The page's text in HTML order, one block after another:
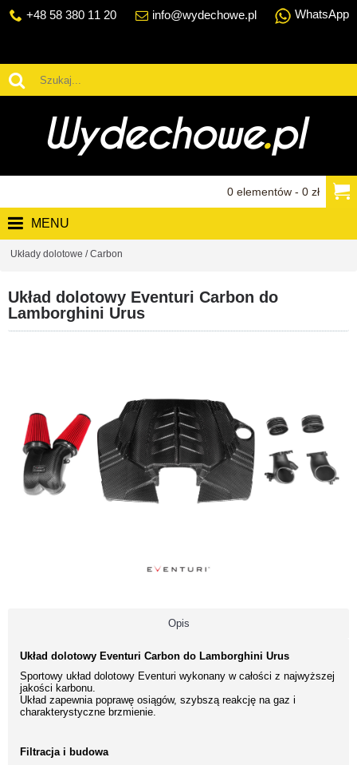
+48 58 380 11 20 info@wydechowe.pl WhatsApp
0 elementów - 0 zł
MENU
Układy dolotowe / Carbon
Układ dolotowy Eventuri Carbon do
Lamborghini Urus
Opis
Układ dolotowy Eventuri Carbon do Lamborghini Urus
Sportowy układ dolotowy Eventuri wykonany w całości z najwyższej
jakości karbonu.
Układ zapewnia poprawę osiągów, szybszą reakcję na gaz i
charakterystyczne brzmienie.
Filtracja i budowa